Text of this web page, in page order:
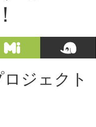
ジェクト